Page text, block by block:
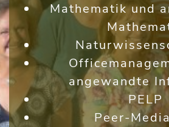
Mathematik und
angewandte
PELP
Peer-